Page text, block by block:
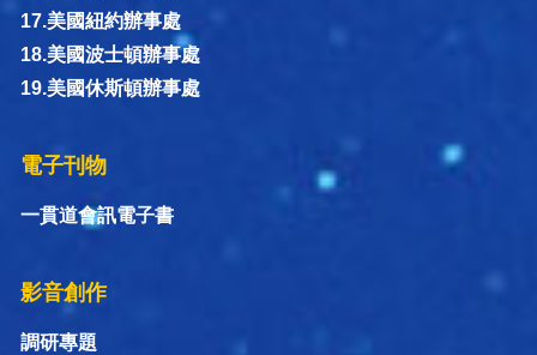
17.美國紐約辦事處
18.美國波士頓辦事處
19.美國休斯頓辦事處
電子刊物
一貫道會訊電子書
影音創作
調研專題